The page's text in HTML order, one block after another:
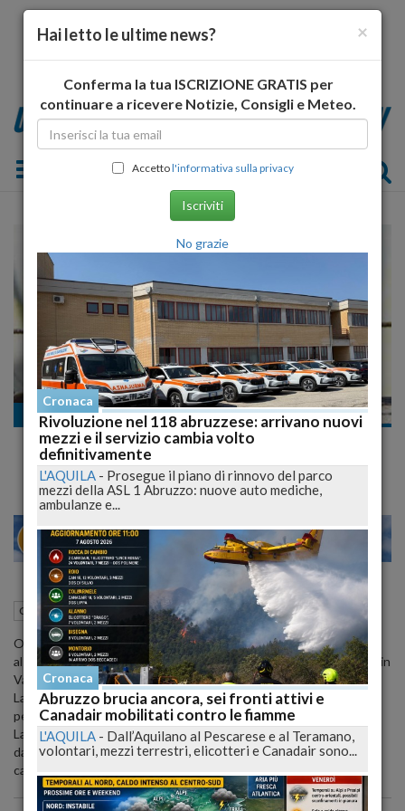
Toggle navigation
Cronaca nazionale
Bimba di 7 anni Sfigurata dal Cane
MILANO 28 30
Cronaca nazionale 17 Marzo 2015 05:00
ORTISEI - E' ricoverata in ospedale a Bolzano con profonde ferite
al viso e alle labbra una bambina veneziana di 7 anni che si trovava in
Val Gardena con la famiglia per una settimana bianca.
La piccola è stata assalita ieri sera dal cane di grossa taglia di una
persona del posto.
La bambina, sfigurata, è stata trasportata d'urgenza al nosocomio
dalla Croce Rossa. Sulla modalità dell'incidente indagano i
carabinieri.
×
Hai letto le ultime news?
Conferma la tua ISCRIZIONE GRATIS per
continuare a ricevere Notizie, Consigli e Meteo.
Accettol'informativa sulla privacy
Iscriviti
No grazie
Cronaca
Rivoluzione nel 118 abruzzese: arrivano nuovi
mezzi e il servizio cambia volto
definitivamente
L'AQUILA - Prosegue il piano di rinnovo del parco
mezzi della ASL 1 Abruzzo: nuove auto mediche,
ambulanze e...
Cronaca
Abruzzo brucia ancora, sei fronti attivi e
Canadair mobilitati contro le fiamme
L'AQUILA - Dall’Aquilano al Pescarese e al Teramano,
volontari, mezzi terrestri, elicotteri e Canadair sono...